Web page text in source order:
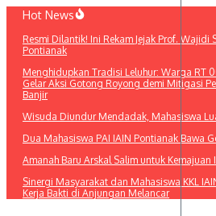
Lewati
konten
Hot News
Resmi Dilantik! Ini Rekam Jejak Prof. Wajidi
Pontianak
Menghidupkan Tradisi Leluhur: Warga RT
Gelar Aksi Gotong Royong demi Mitigasi
Banjir
Wisuda Diundur Mendadak, Mahasiswa
Dua Mahasiswa PAI IAIN Pontianak Bawa
Amanah Baru Arskal Salim untuk Kemajuan
Sinergi Masyarakat dan Mahasiswa KKL
Kerja Bakti di Anjungan Melancar